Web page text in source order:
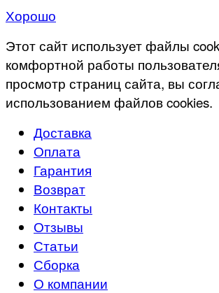
Хорошо
Этот сайт использует файлы
комфортной работы
просмотр страниц сайта, вы
использованием файлов cookies.
Доставка
Оплата
Гарантия
Возврат
Контакты
Отзывы
Статьи
Сборка
О компании